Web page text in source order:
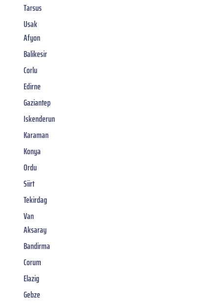
Tarsus
Usak
Afyon
Balikesir
Corlu
Edirne
Gaziantep
Iskenderun
Karaman
Konya
Ordu
Siirt
Tekirdag
Van
Aksaray
Bandirma
Corum
Elazig
Gebze